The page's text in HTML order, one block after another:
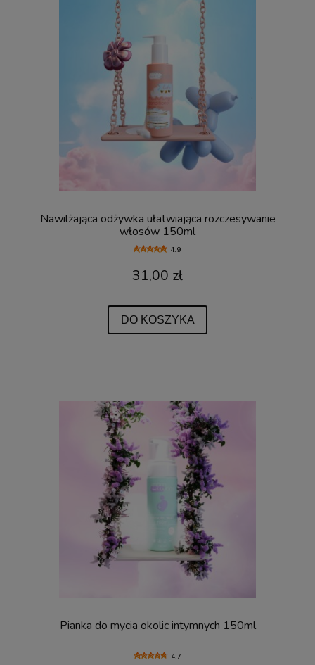
Nawilżająca odżywka ułatwiająca rozczesywanie
włosów 150ml
4.9
31,00 zł
DO KOSZYKA
Pianka do mycia okolic intymnych 150ml
4.7